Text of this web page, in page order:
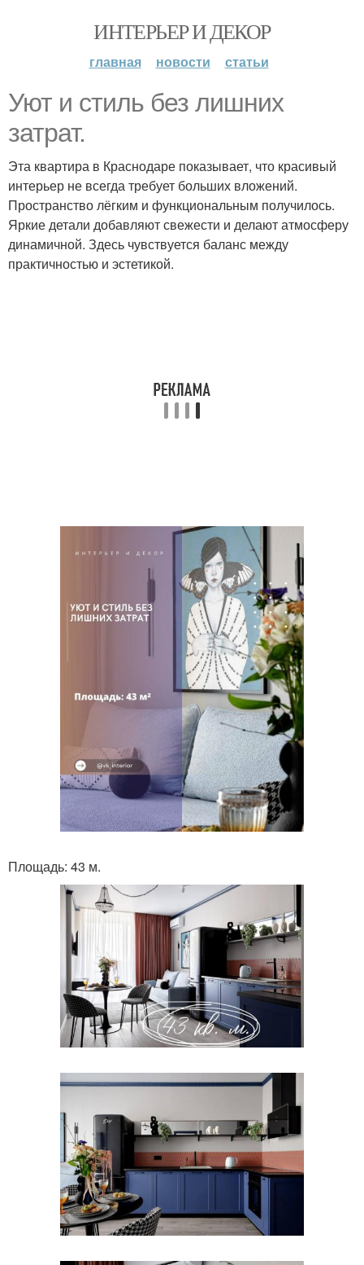
ИНТЕРЬЕР И ДЕКОР
главная новости статьи
Уют и стиль без лишних
затрат.
Эта квартира в Краснодаре показывает, что красивый
интерьер не всегда требует больших вложений.
Пространство лёгким и функциональным получилось.
Яркие детали добавляют свежести и делают атмосферу
динамичной. Здесь чувствуется баланс между
практичностью и эстетикой.
Площадь: 43 м.